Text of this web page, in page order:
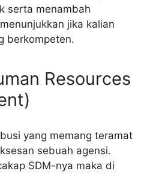
serta menambah
jika kalian
berkompeten.
Resources
yang memang teramat
sebuah agensi.
SDM-nya maka di